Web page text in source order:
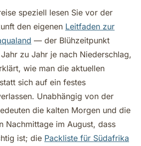
speziell lesen Sie vor der
den eigenen Leitfaden zur
— der Blühzeitpunkt
zu Jahr je nach Niederschlag,
wie man die aktuellen
sich auf ein festes
Unabhängig von der
die kalten Morgen und die
Nachmittage im August, dass
ist; die Packliste für Südafrika